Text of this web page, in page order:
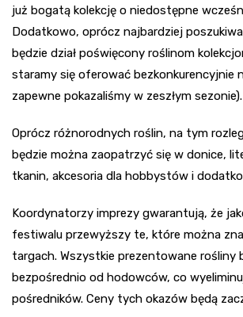
już bogatą kolekcję o niedostępne
Dodatkowo, oprócz najbardziej
będzie dział poświęcony roślinom
staramy się oferować bezkonkurencyjnie
zapewne pokazaliśmy w zeszłym sezonie).
Oprócz różnorodnych roślin, na tym
będzie można zaopatrzyć się w donice,
tkanin, akcesoria dla hobbystów i
Koordynatorzy imprezy gwarantują, że
festiwalu przewyższy te, które można
targach. Wszystkie prezentowane rośliny
bezpośrednio od hodowców, co
pośredników. Ceny tych okazów będą